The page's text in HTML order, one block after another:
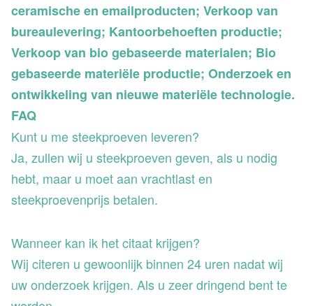
ceramische en emailproducten; Verkoop van
bureaulevering; Kantoorbehoeften productie;
Verkoop van bio gebaseerde materialen; Bio
gebaseerde materiële productie; Onderzoek en
ontwikkeling van nieuwe materiële technologie.
FAQ
Kunt u me steekproeven leveren?
Ja, zullen wij u steekproeven geven, als u nodig
hebt, maar u moet aan vrachtlast en
steekproevenprijs betalen.
Wanneer kan ik het citaat krijgen?
Wij citeren u gewoonlijk binnen 24 uren nadat wij
uw onderzoek krijgen. Als u zeer dringend bent te